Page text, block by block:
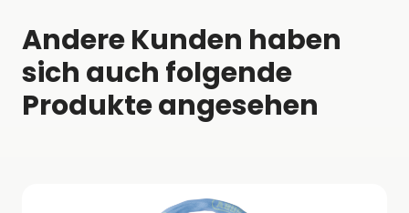
Andere Kunden haben
sich auch folgende
Produkte angesehen